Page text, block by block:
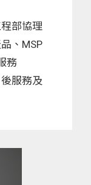
部協理
、MSP
務
服務及